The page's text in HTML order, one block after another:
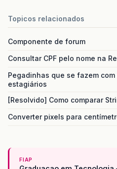
Topicos relacionados
Componente de forum
Consultar CPF pelo nome na
Pegadinhas que se fazem com
estagiários
[Resolvido] Como comparar
Converter pixels para
FIAP